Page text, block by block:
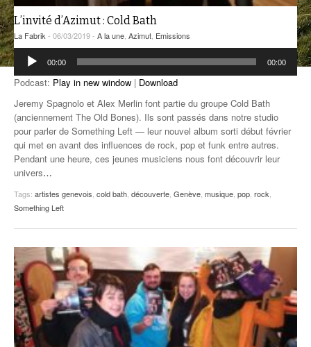
L’invité d’Azimut : Cold Bath
La Fabrik - 06/03/2019 - A la une Azimut Emissions
Lecteur
audio
00:00 00:00
Podcast: Play in new window | Download
Jeremy Spagnolo et Alex Merlin font partie du groupe Cold Bath
(anciennement The Old Bones). Ils sont passés dans notre studio
pour parler de Something Left — leur nouvel album sorti début février
qui met en avant des influences de rock, pop et funk entre autres.
Pendant une heure, ces jeunes musiciens nous font découvrir leur
univers…
Tags: artistes genevois cold bath découverte Genève musique pop rock
Something Left